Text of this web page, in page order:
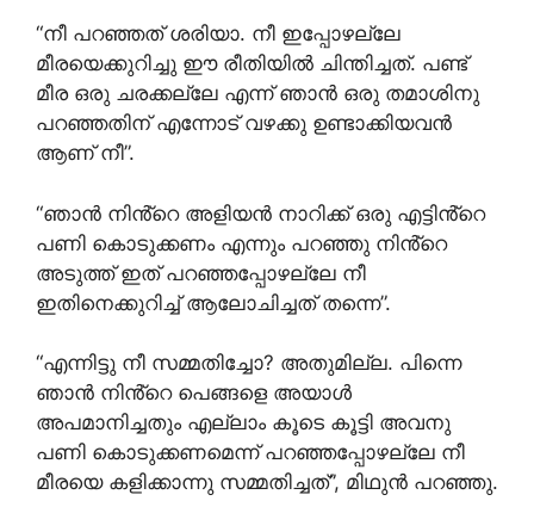
“നീ പറഞ്ഞത് ശരിയാ. നീ ഇപ്പോഴല്ലേ
മീരയെക്കുറിച്ചു ഈ രീതിയിൽ ചിന്തിച്ചത്. പണ്ട്
മീര ഒരു ചരക്കല്ലേ എന്ന് ഞാൻ ഒരു തമാശിനു
പറഞ്ഞതിന് എന്നോട് വഴക്കു ഉണ്ടാക്കിയവൻ
ആണ് നീ”.
“ഞാൻ നിൻ്റെ അളിയൻ നാറിക്ക് ഒരു എട്ടിൻ്റെ
പണി കൊടുക്കണം എന്നും പറഞ്ഞു നിൻ്റെ
അടുത്ത് ഇത് പറഞ്ഞപ്പോഴല്ലേ നീ
ഇതിനെക്കുറിച്ച് ആലോചിച്ചത് തന്നെ”.
“എന്നിട്ടു നീ സമ്മതിച്ചോ? അതുമില്ല. പിന്നെ
ഞാൻ നിൻ്റെ പെങ്ങളെ അയാൾ
അപമാനിച്ചതും എല്ലാം കൂടെ കൂട്ടി അവനു
പണി കൊടുക്കണമെന്ന് പറഞ്ഞപ്പോഴല്ലേ നീ
മീരയെ കളിക്കാന്നു സമ്മതിച്ചത്”, മിഥുൻ പറഞ്ഞു.